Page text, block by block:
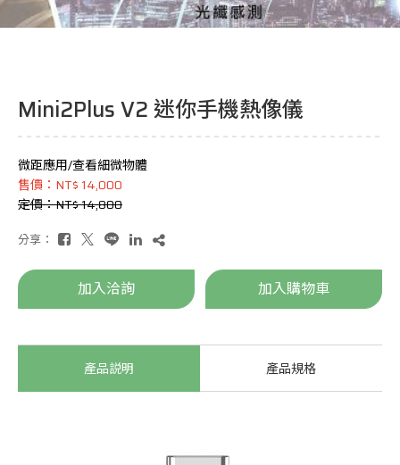
Mini2Plus V2 迷你手機熱像儀
微距應用/查看細微物體
售價：NT$ 14,000
定價：NT$ 14,800
分享：
加入洽詢 加入購物車
產品説明 產品規格